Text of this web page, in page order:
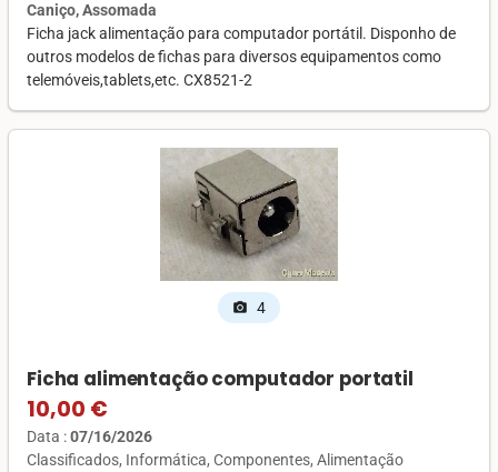
Caniço, Assomada
Ficha jack alimentação para computador portátil. Disponho de
outros modelos de fichas para diversos equipamentos como
telemóveis,tablets,etc. CX8521-2
photo_camera 4
Ficha alimentação computador portatil
10,00 €
Data :07/16/2026
Classificados Informática Componentes Alimentação